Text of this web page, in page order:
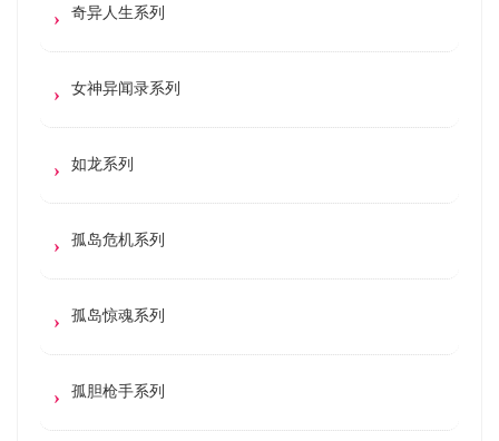
奇异人生系列
女神异闻录系列
如龙系列
孤岛危机系列
孤岛惊魂系列
孤胆枪手系列